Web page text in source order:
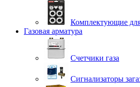
Комплектующие
Газовая арматура
Счетчики газа
Сигнализаторы